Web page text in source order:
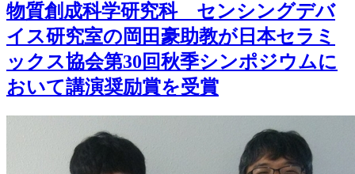
物質創成科学研究科 センシングデバ
イス研究室の岡田豪助教が日本セラミ
ックス協会第30回秋季シンポジウムに
おいて講演奨励賞を受賞